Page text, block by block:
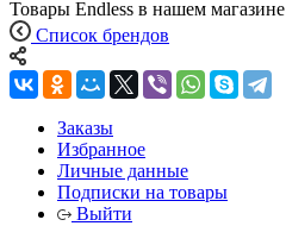
Товары Endless в нашем магазине
Список брендов
Заказы
Избранное
Личные данные
Подписки на товары
Выйти